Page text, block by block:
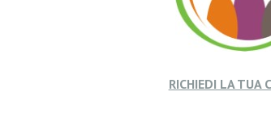
RICHIEDI LA TUA